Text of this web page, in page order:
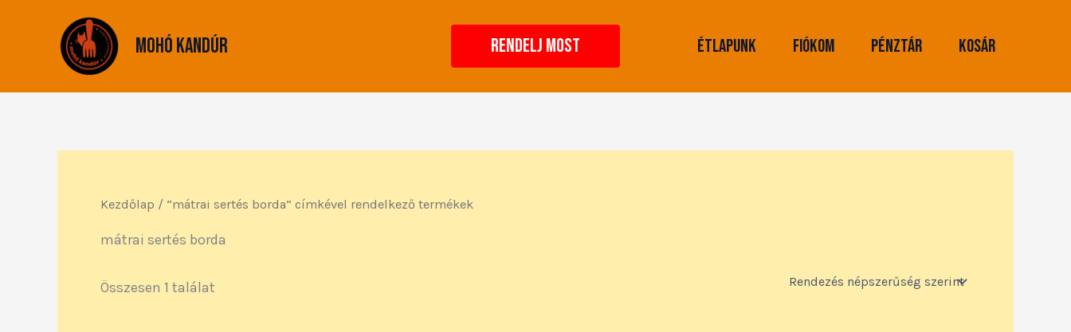
Mohó Kandúr RENDELJ MOST Étlapunk Fiókom Pénztár Kosár
Kezdőlap / “mátrai sertés borda” címkével rendelkező termékek
mátrai sertés borda
Összesen 1 találat